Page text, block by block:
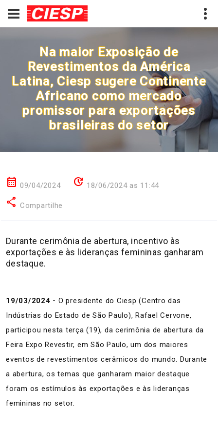
Na maior Exposição de
Revestimentos da América
Latina, Ciesp sugere Continente
Africano como mercado
promissor para exportações
brasileiras do setor
calendar_month 09/04/2024 update 18/06/2024 as 11:44
share Compartilhe
Durante cerimônia de abertura, incentivo às
exportações e às lideranças femininas ganharam
destaque.
19/03/2024 - O presidente do Ciesp (Centro das
Indústrias do Estado de São Paulo), Rafael Cervone,
participou nesta terça (19), da cerimônia de abertura da
Feira Expo Revestir, em São Paulo, um dos maiores
eventos de revestimentos cerâmicos do mundo. Durante
a abertura, os temas que ganharam maior destaque
foram os estímulos às exportações e às lideranças
femininas no setor.